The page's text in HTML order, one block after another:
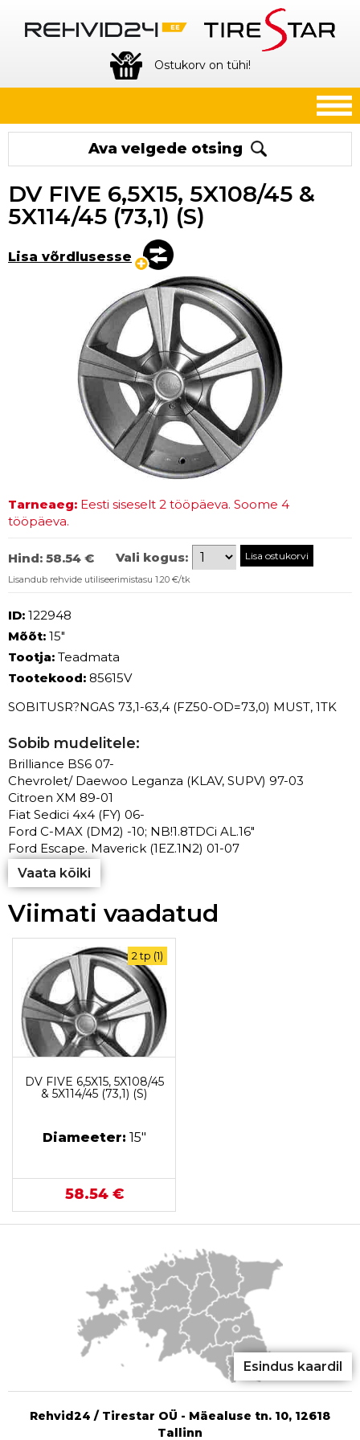
Ostukorv on tühi!
Ava velgede otsing
DV FIVE 6,5X15, 5X108/45 &
5X114/45 (73,1) (S)
Lisa võrdlusesse
Tarneaeg: Eesti siseselt 2 tööpäeva. Soome 4
tööpäeva.
Hind: 58.54 € Vali kogus:
Lisandub rehvide utiliseerimistasu 1.20 €/tk
ID: 122948
Mõõt: 15"
Tootja: Teadmata
Tootekood: 85615V
SOBITUSR?NGAS 73,1-63,4 (FZ50-OD=73,0) MUST, 1TK
Sobib mudelitele:
Brilliance BS6 07-
Chevrolet/ Daewoo Leganza (KLAV, SUPV) 97-03
Citroen XM 89-01
Fiat Sedici 4x4 (FY) 06-
Ford C-MAX (DM2) -10; NB!1.8TDCi AL.16"
Ford Escape. Maverick (1EZ.1N2) 01-07
Vaata kõiki
Viimati vaadatud
2 tp (1)
DV FIVE 6,5X15, 5X108/45
& 5X114/45 (73,1) (S)
Diameeter: 15"
58.54 €
Esindus kaardil
Rehvid24 / Tirestar OÜ - Mäealuse tn. 10, 12618
Tallinn